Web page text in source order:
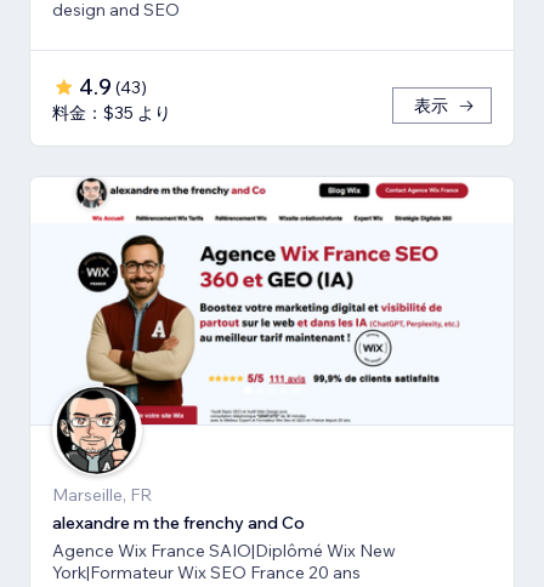
design and SEO
4.9 (43)
料金：$35 より
表示
Marseille, FR
alexandre m the frenchy and Co
Agence Wix France SAIO|Diplômé Wix New
York|Formateur Wix SEO France 20 ans